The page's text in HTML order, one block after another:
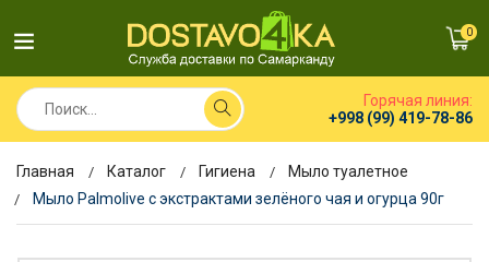
0
Горячая линия:
+998 (99) 419-78-86
Главная Каталог Гигиена
Мыло туалетное
Мыло Palmolive с экстрактами зелёного чая и огурца 90г